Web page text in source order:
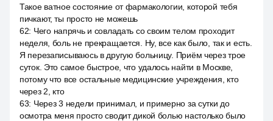
Такое ватное состояние от фармакологии, которой тебя
пичкают, ты просто не можешь
62: Чего напрячь и совладать со своим телом проходит
неделя, боль не прекращается. Ну, все как было, так и есть.
Я перезаписываюсь в другую больницу. Приём через трое
суток. Это самое быстрое, что удалось найти в Москве,
потому что все остальные медицинские учреждения, кто
через 2, кто
63: Через 3 недели принимал, и примерно за сутки до
осмотра меня просто сводит дикой болью настолько было